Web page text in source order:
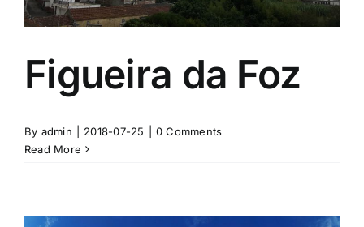
Figueira da Foz
By admin 2018-07-25
0 Comments
Read More